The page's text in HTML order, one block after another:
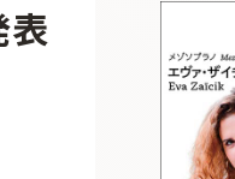
Aからの眺望 ぶらあぼ
表